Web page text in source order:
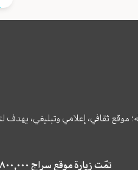
موقع ثقافي، إعلامي وتبليغي،
تمّت زيارة موقع سراج ٤,٨٠٠,٠٠٠ مرة خلال الستة أشهر الماضية، كما ظهر في نتائج البحث في محركات البحث٢٢,٢٩٠,٠٠٠ مرّة.